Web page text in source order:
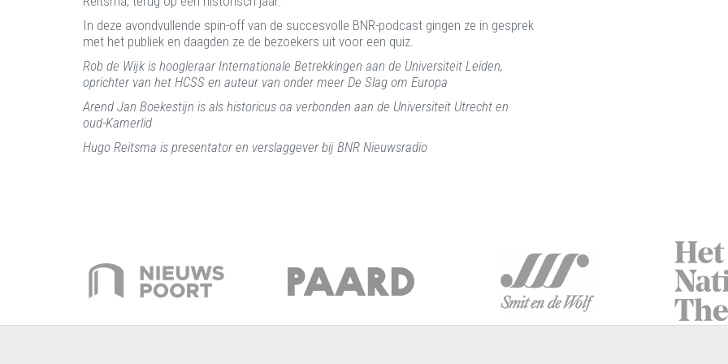
In deze avondvullende spin-off van de succesvolle BNR-podcast gingen ze in gesprek
met het publiek en daagden ze de bezoekers uit voor een quiz.
Rob de Wijk is hoogleraar Internationale Betrekkingen aan de Universiteit Leiden,
oprichter van het HCSS en auteur van onder meer De Slag om Europa
Arend Jan Boekestijn is als historicus oa verbonden aan de Universiteit Utrecht en
oud-Kamerlid
Hugo Reitsma is presentator en verslaggever bij BNR Nieuwsradio